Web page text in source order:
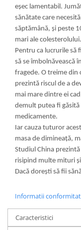
eşec lamentabil.
sănătate care
săptămână, şi peste
mari ale colesterolului.
Pentru ca lucrurile să
să se îmbolnăvească
fragede. O treime din
prezintă riscul de a
mai mare dintre ei
demult putea fi
medicamente.
Iar cauza tuturor
masa de dimineaţă,
Studiul China
risipind multe mituri
Dacă doreşti să fii
Informatii
Caracteristici